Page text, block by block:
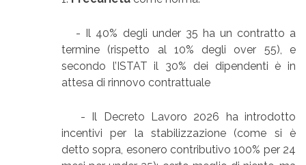
- Il 40% degli under 35 ha un contratto a
termine (rispetto al 10% degli over 55), e
secondo l’ISTAT il 30% dei dipendenti è in
attesa di rinnovo contrattuale
- Il Decreto Lavoro 2026 ha introdotto
incentivi per la stabilizzazione (come si è
detto sopra, esonero contributivo 100% per 24